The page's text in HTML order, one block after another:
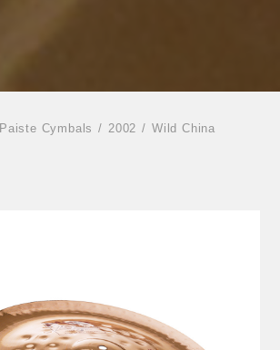
Paiste Cymbals 2002 Wild China